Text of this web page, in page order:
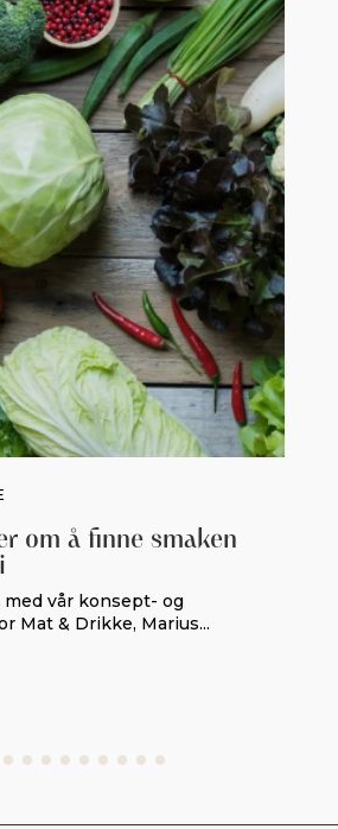
om å finne smaken
vår konsept- og
Mat & Drikke, Marius...